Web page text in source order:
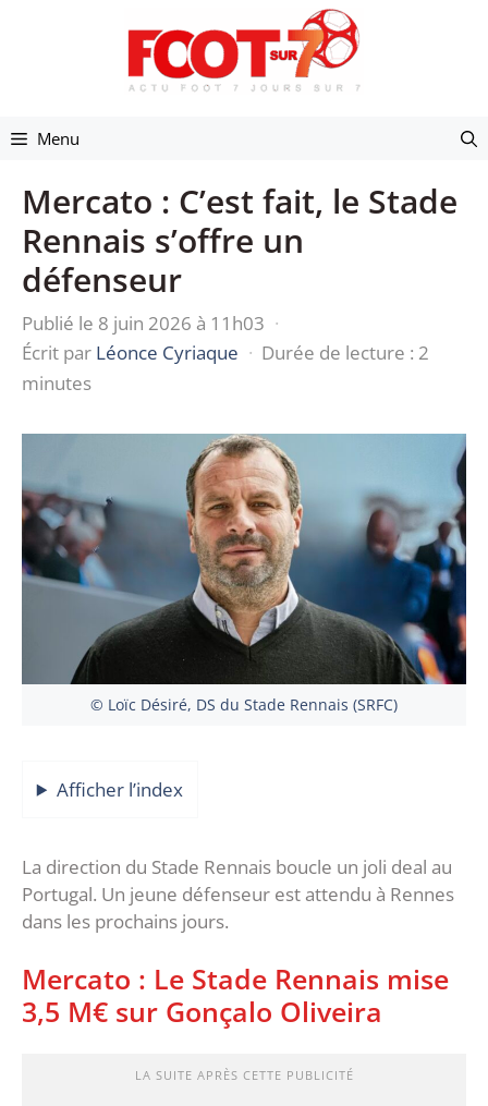
Menu
Mercato : C’est fait, le Stade
Rennais s’offre un
défenseur
Publié le 8 juin 2026 à 11h03 ·
Écrit par Léonce Cyriaque · Durée de lecture : 2
minutes
© Loïc Désiré, DS du Stade Rennais (SRFC)
Afficher l’index
La direction du Stade Rennais boucle un joli deal au
Portugal. Un jeune défenseur est attendu à Rennes
dans les prochains jours.
Mercato : Le Stade Rennais mise
3,5 M€ sur Gonçalo Oliveira
LA SUITE APRÈS CETTE PUBLICITÉ